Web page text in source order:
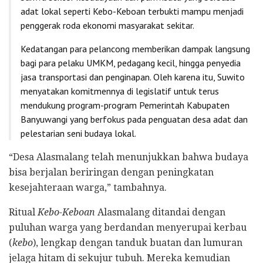
adat lokal seperti Kebo-Keboan terbukti mampu menjadi
penggerak roda ekonomi masyarakat sekitar.
Kedatangan para pelancong memberikan dampak langsung
bagi para pelaku UMKM, pedagang kecil, hingga penyedia
jasa transportasi dan penginapan. Oleh karena itu, Suwito
menyatakan komitmennya di legislatif untuk terus
mendukung program-program Pemerintah Kabupaten
Banyuwangi yang berfokus pada penguatan desa adat dan
pelestarian seni budaya lokal.
“Desa Alasmalang telah menunjukkan bahwa budaya
bisa berjalan beriringan dengan peningkatan
kesejahteraan warga,” tambahnya.
Ritual Kebo-Keboan Alasmalang ditandai dengan
puluhan warga yang berdandan menyerupai kerbau
(kebo), lengkap dengan tanduk buatan dan lumuran
jelaga hitam di sekujur tubuh. Mereka kemudian